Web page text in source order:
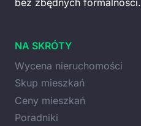
NA SKRÓTY
Wycena nieruchomości
Skup mieszkań
Ceny mieszkań
Poradniki